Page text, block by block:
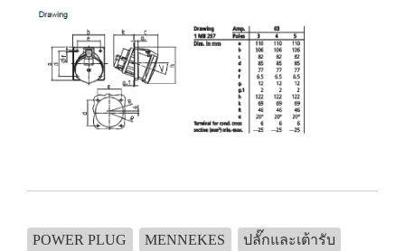
POWER PLUG MENNEKES ปลั๊กและเต้ารับ